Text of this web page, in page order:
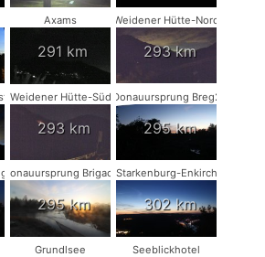
Axams
291 km
Weidener Hütte-Nord
293 km
Weidener Hütte-Süd
293 km
Donauursprung Breg2
295 km
Donauursprung Brigach
295 km
Starkenburg-Enkirch
302 km
Grundlsee Seeblickhotel